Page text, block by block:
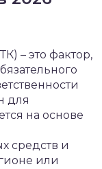
– это фактор,
для
на основе
средств и
или